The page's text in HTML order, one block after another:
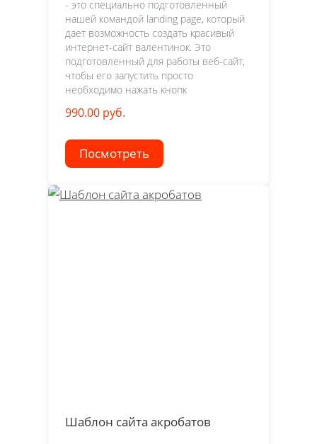
- это специально подготовленный
нашей командой landing page, который
дает возможность создать красивый
интернет-сайт валентинок. Это
подготовленный для работы веб-сайт,
чтобы его запустить просто
необходимо нажать кнопк
990.00 руб.
Посмотреть
Шаблон сайта акробатов